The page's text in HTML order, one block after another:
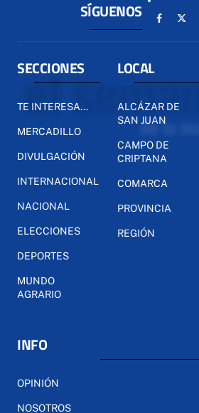
SÍGUENOS
SECCIONES
TE INTERESA...
MERCADILLO
DIVULGACIÓN
INTERNACIONAL
NACIONAL
ELECCIONES
DEPORTES
MUNDO
AGRARIO
LOCAL
ALCÁZAR DE
SAN JUAN
CAMPO DE
CRIPTANA
COMARCA
PROVINCIA
REGIÓN
INFO
OPINIÓN
NOSOTROS